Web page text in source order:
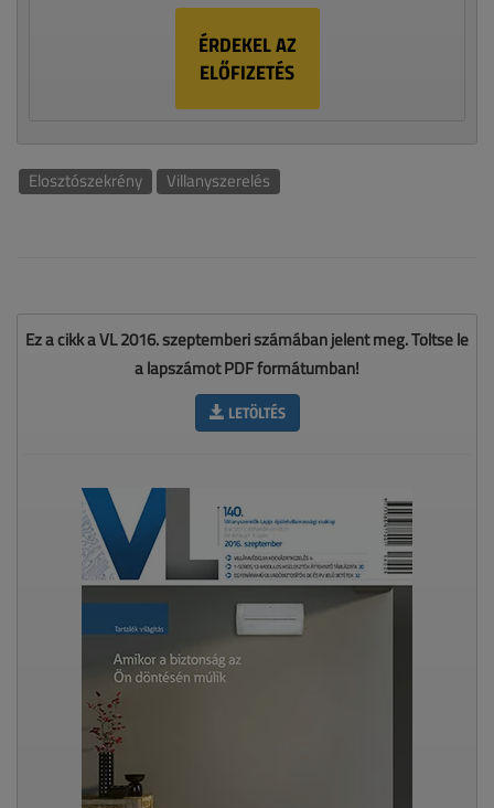
ÉRDEKEL AZ
ELŐFIZETÉS
Elosztószekrény Villanyszerelés
Ez a cikk a VL 2016. szeptemberi számában jelent meg. Töltse le
a lapszámot PDF formátumban!
LETÖLTÉS